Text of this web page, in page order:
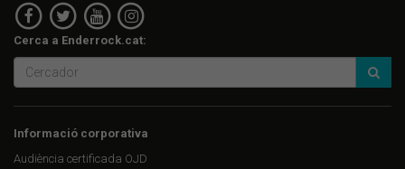
Cerca a Enderrock.cat:
Informació corporativa
Audiència certificada OJD